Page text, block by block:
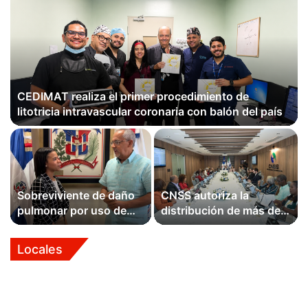
CEDIMAT realiza el primer procedimiento de
litotricia intravascular coronaria con balón del país
Sobreviviente de daño
pulmonar por uso de
vape visita el CND y se
convierte en voz de los
jóvenes
CNSS autoriza la
distribución de más de
RD$6,000 millones a
Locales